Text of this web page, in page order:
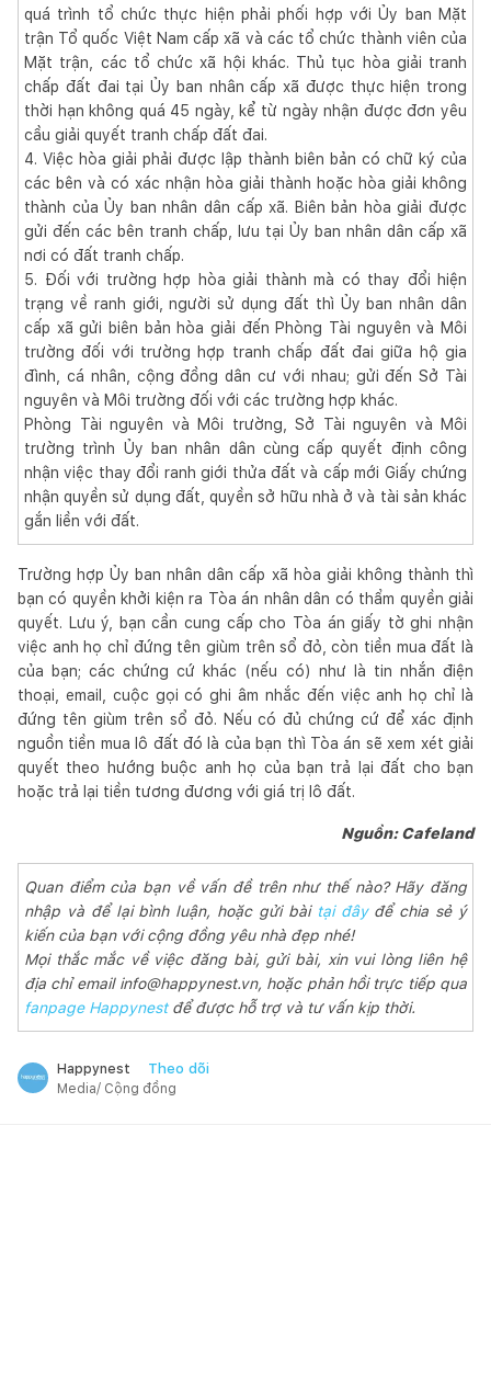
quá trình tổ chức thực hiện phải phối hợp với Ủy ban Mặt
trận Tổ quốc Việt Nam cấp xã và các tổ chức thành viên của
Mặt trận, các tổ chức xã hội khác. Thủ tục hòa giải tranh
chấp đất đai tại Ủy ban nhân cấp xã được thực hiện trong
thời hạn không quá 45 ngày, kể từ ngày nhận được đơn yêu
cầu giải quyết tranh chấp đất đai.
4. Việc hòa giải phải được lập thành biên bản có chữ ký của
các bên và có xác nhận hòa giải thành hoặc hòa giải không
thành của Ủy ban nhân dân cấp xã. Biên bản hòa giải được
gửi đến các bên tranh chấp, lưu tại Ủy ban nhân dân cấp xã
nơi có đất tranh chấp.
5. Đối với trường hợp hòa giải thành mà có thay đổi hiện
trạng về ranh giới, người sử dụng đất thì Ủy ban nhân dân
cấp xã gửi biên bản hòa giải đến Phòng Tài nguyên và Môi
trường đối với trường hợp tranh chấp đất đai giữa hộ gia
đình, cá nhân, cộng đồng dân cư với nhau; gửi đến Sở Tài
nguyên và Môi trường đối với các trường hợp khác.
Phòng Tài nguyên và Môi trường, Sở Tài nguyên và Môi
trường trình Ủy ban nhân dân cùng cấp quyết định công
nhận việc thay đổi ranh giới thửa đất và cấp mới Giấy chứng
nhận quyền sử dụng đất, quyền sở hữu nhà ở và tài sản khác
gắn liền với đất.
Trường hợp Ủy ban nhân dân cấp xã hòa giải không thành thì
bạn có quyền khởi kiện ra Tòa án nhân dân có thẩm quyền giải
quyết. Lưu ý, bạn cần cung cấp cho Tòa án giấy tờ ghi nhận
việc anh họ chỉ đứng tên giùm trên sổ đỏ, còn tiền mua đất là
của bạn; các chứng cứ khác (nếu có) như là tin nhắn điện
thoại, email, cuộc gọi có ghi âm nhắc đến việc anh họ chỉ là
đứng tên giùm trên sổ đỏ. Nếu có đủ chứng cứ để xác định
nguồn tiền mua lô đất đó là của bạn thì Tòa án sẽ xem xét giải
quyết theo hướng buộc anh họ của bạn trả lại đất cho bạn
hoặc trả lại tiền tương đương với giá trị lô đất.
Nguồn: Cafeland
Quan điểm của bạn về vấn đề trên như thế nào? Hãy đăng
nhập và để lại bình luận, hoặc gửi bài tại đâyđể chia sẻ ý
kiến của bạn với cộng đồng yêu nhà đẹp nhé!
Mọi thắc mắc về việc đăng bài, gửi bài, xin vui lòng liên hệ
địa chỉ email info@happynest.vn, hoặc phản hồi trực tiếp qua
fanpage Happynest để được hỗ trợ và tư vấn kịp thời.
Happynest Theo dõi
Media/ Cộng đồng